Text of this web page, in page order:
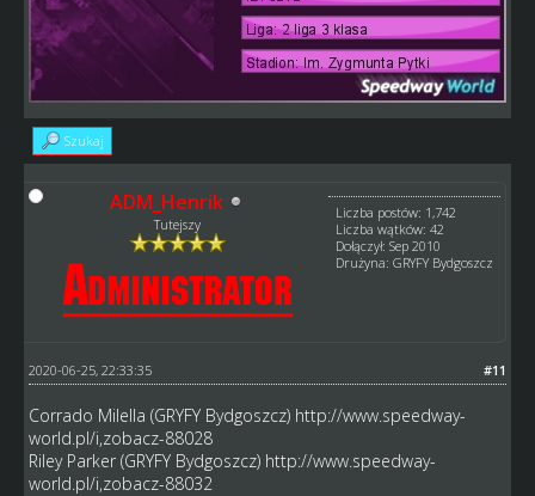
Szukaj
ADM_Henrik
Tutejszy
Liczba postów: 1,742
Liczba wątków: 42
Dołączył: Sep 2010
Drużyna: GRYFY Bydgoszcz
#11
2020-06-25, 22:33:35
Corrado Milella (GRYFY Bydgoszcz) http://www.speedway-
world.pl/i,zobacz-88028
Riley Parker (GRYFY Bydgoszcz) http://www.speedway-
world.pl/i,zobacz-88032